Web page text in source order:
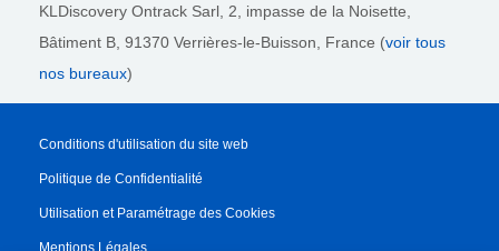
KLDiscovery Ontrack Sarl, 2, impasse de la Noisette,
Bâtiment B, 91370 Verrières-le-Buisson, France (voir tous
nos bureaux)
Conditions d'utilisation du site web
Politique de Confidentialité
Utilisation et Paramétrage des Cookies
Mentions Légales